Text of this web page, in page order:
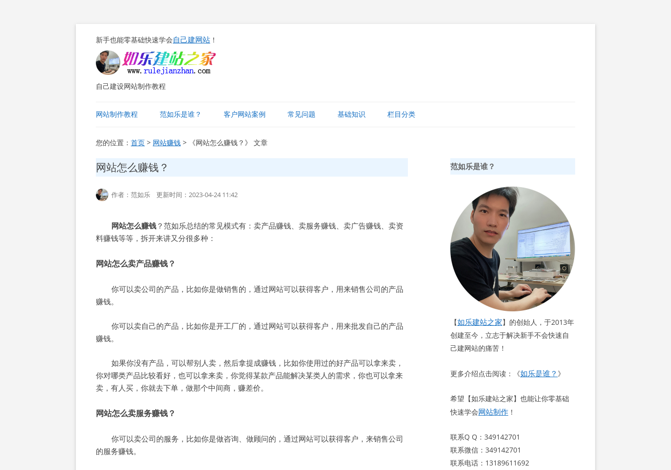
新手也能零基础快速学会自己建网站 ！
自己建设网站制作教程
至
正
网站制作教程 范如乐是谁？ 客户网站案例 常见问题 基础知识 栏目分类
兼职赚钱
您的位置： 首页 > 网站赚钱 > 《网站怎么赚钱？》 文章
网站怎么赚钱？
作者：范如乐 更新时间：2023-04-24 11:42
网站怎么赚钱？范如乐总结的常见模式有：卖产品赚钱、卖服务赚钱、卖广告赚钱、卖资
料赚钱等等，拆开来讲又分很多种：
网站怎么卖产品赚钱？
你可以卖公司的产品，比如你是做销售的，通过网站可以获得客户，用来销售公司的产品
赚钱。
你可以卖自己的产品，比如你是开工厂的，通过网站可以获得客户，用来批发自己的产品
赚钱。
如果你没有产品，可以帮别人卖，然后拿提成赚钱，比如你使用过的好产品可以拿来卖，
你对哪类产品比较看好，也可以拿来卖，你觉得某款产品能解决某类人的需求，你也可以拿来
卖，有人买，你就去下单，做那个中间商，赚差价。
网站怎么卖服务赚钱？
你可以卖公司的服务，比如你是做咨询、做顾问的，通过网站可以获得客户，来销售公司
的服务赚钱。
范如乐是谁？
【如乐建站之家】的创始人，于2013年
创建至今，立志于解决新手不会快速自
己建网站的痛苦！
更多介绍点击阅读：《如乐是谁？ 》
希望【如乐建站之家】也能让你零基础
快速学会网站制作 ！
联系Q Q：349142701
联系微信：349142701
联系电话：13189611692